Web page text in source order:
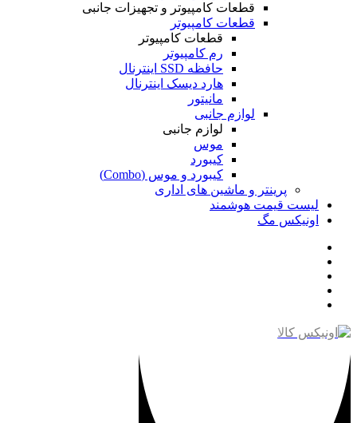
قطعات کامپیوتر و تجهیزات جانبی
قطعات کامپیوتر
قطعات کامپیوتر
رم کامپیوتر
حافظه SSD اینترنال
هارد دیسک اینترنال
مانیتور
لوازم جانبی
لوازم جانبی
موس
کیبورد
کیبورد و موس (Combo)
پرینتر و ماشین های اداری
لیست قیمت هوشمند
اونیکس مگ